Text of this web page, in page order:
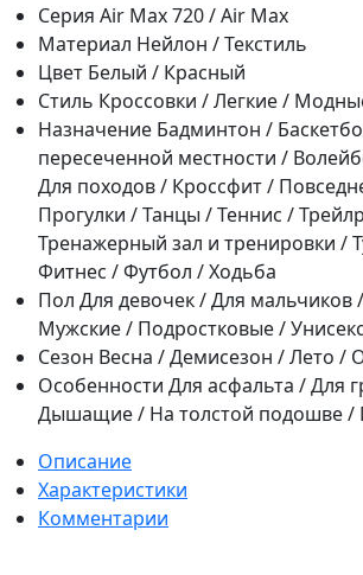
Серия Air Max 720 / Air Max
Материал Нейлон / Текстиль
Цвет Белый / Красный
Стиль Кроссовки / Легкие /
Назначение Бадминтон /
пересеченной местности /
Для походов / Кроссфит /
Прогулки / Танцы / Теннис /
Тренажерный зал и тренировки /
Фитнес / Футбол / Ходьба
Пол Для девочек / Для мальчиков
Мужские / Подростковые / Унисекс
Сезон Весна / Демисезон / Лето /
Особенности Для асфальта / Для
Дышащие / На толстой подошве /
Описание
Характеристики
Комментарии